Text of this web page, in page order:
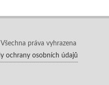
práva vyhrazena
ochrany osobních údajů